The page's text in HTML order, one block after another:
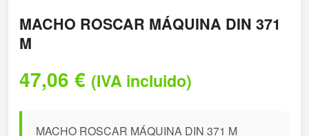
MACHO ROSCAR MÁQUINA DIN 371
M
47,06 € (IVA incluido)
MACHO ROSCAR MÁQUINA DIN 371 M